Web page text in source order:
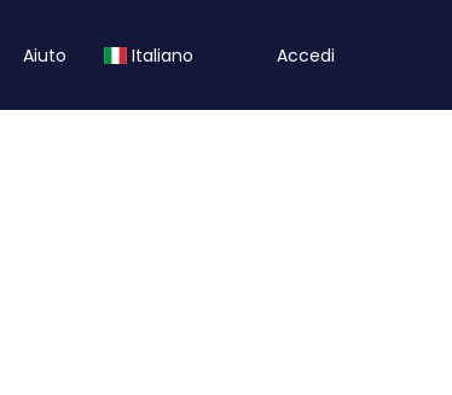
Aiuto Italiano Accedi